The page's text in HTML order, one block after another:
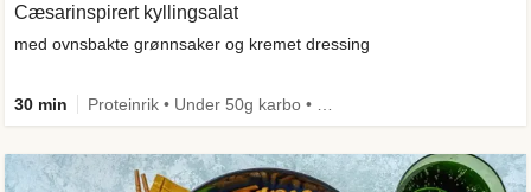
Cæsarinspirert kyllingsalat
med ovnsbakte grønnsaker og kremet dressing
30 min